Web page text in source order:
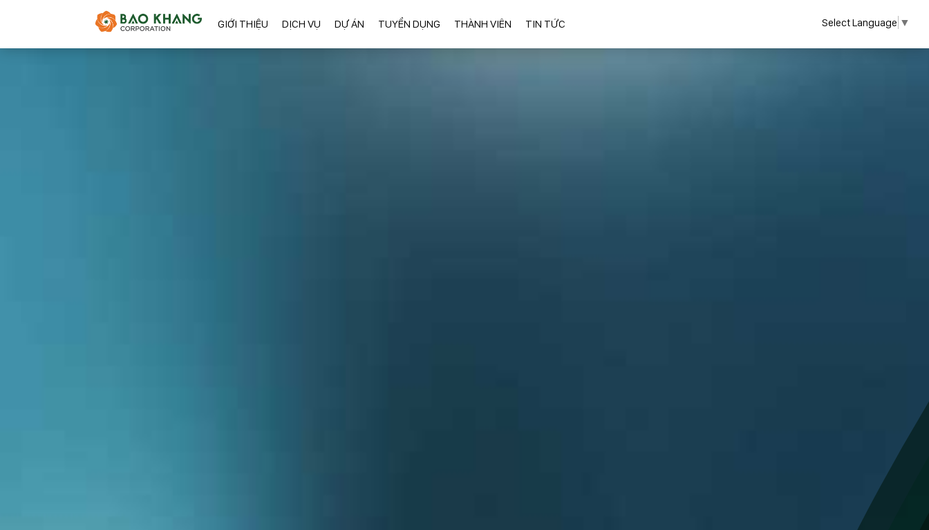
GIỚI THIỆU DỊCH VỤ DỰ ÁN TUYỂN DỤNG THÀNH VIÊN TIN TỨC Select Language ▼